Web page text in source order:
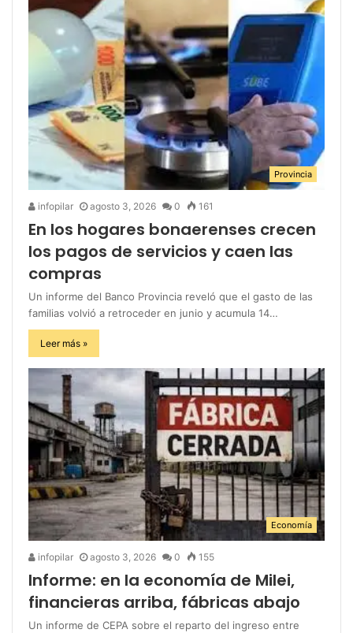
Provincia
infopilar agosto 3, 2026 0 161
En los hogares bonaerenses crecen
los pagos de servicios y caen las
compras
Un informe del Banco Provincia reveló que el gasto de las
familias volvió a retroceder en junio y acumula 14…
Leer más »
Economía
infopilar agosto 3, 2026 0 155
Informe: en la economía de Milei,
financieras arriba, fábricas abajo
Un informe de CEPA sobre el reparto del ingreso entre